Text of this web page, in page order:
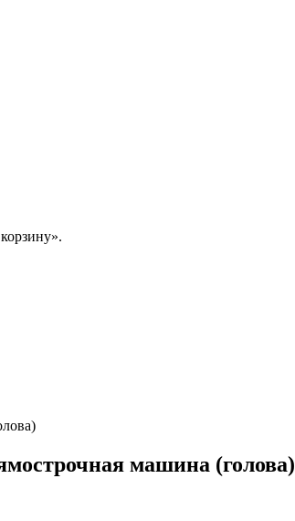
машина (голова)